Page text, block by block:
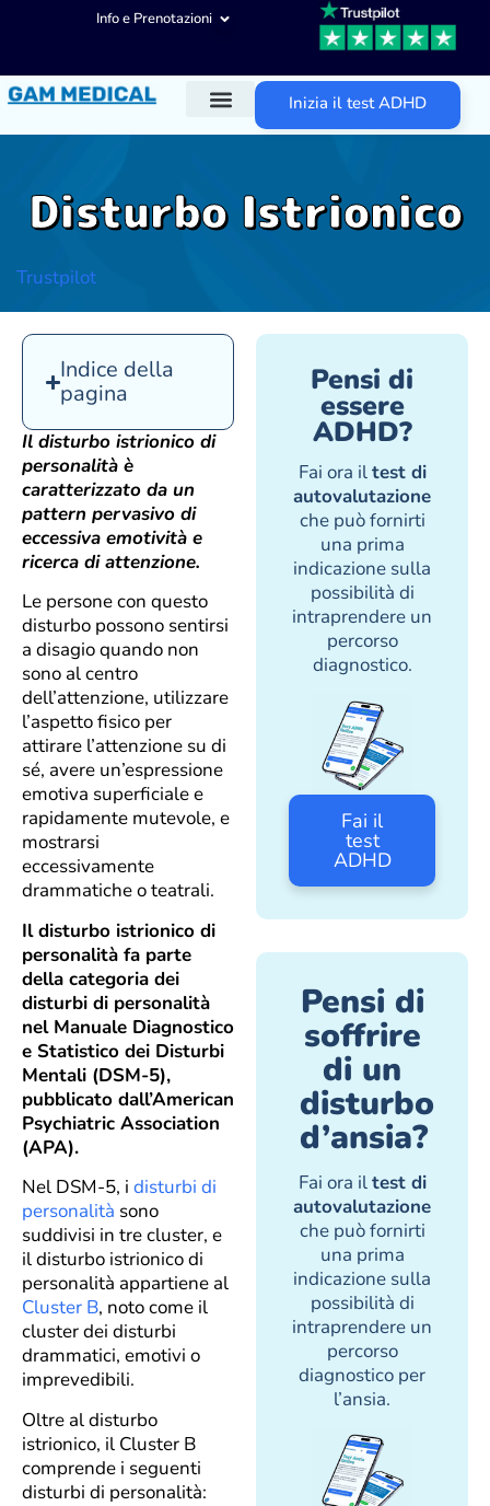
Info e Prenotazioni
Inizia il test ADHD
Disturbo Istrionico
Trustpilot
Indice della
pagina
Il disturbo istrionico di
personalità è
caratterizzato da un
pattern pervasivo di
eccessiva emotività e
ricerca di attenzione.
Le persone con questo
disturbo possono sentirsi
a disagio quando non
sono al centro
dell’attenzione, utilizzare
l’aspetto fisico per
attirare l’attenzione su di
sé, avere un’espressione
emotiva superficiale e
rapidamente mutevole, e
mostrarsi
eccessivamente
drammatiche o teatrali.
Il disturbo istrionico di
personalità fa parte
della categoria dei
disturbi di personalità
nel Manuale Diagnostico
e Statistico dei Disturbi
Mentali (DSM-5),
pubblicato dall’American
Psychiatric Association
(APA).
Nel DSM-5, i disturbi di
personalità sono
suddivisi in tre cluster, e
il disturbo istrionico di
personalità appartiene al
Cluster B, noto come il
cluster dei disturbi
drammatici, emotivi o
imprevedibili.
Oltre al disturbo
istrionico, il Cluster B
comprende i seguenti
disturbi di personalità:
Pensi di
essere
ADHD?
Fai ora iltest di
autovalutazione
che può fornirti
una prima
indicazione sulla
possibilità di
intraprendere un
percorso
diagnostico.
Fai il
test
ADHD
Pensi di
soffrire
di un
disturbo
d’ansia?
Fai ora iltest di
autovalutazione
che può fornirti
una prima
indicazione sulla
possibilità di
intraprendere un
percorso
diagnostico per
l’ansia.